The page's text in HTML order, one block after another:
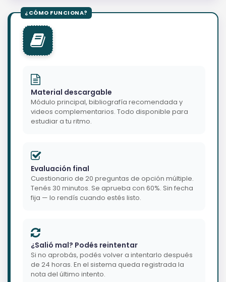
Material descargable
Módulo principal, bibliografía recomendada y
videos complementarios. Todo disponible para
estudiar a tu ritmo.
Evaluación final
Cuestionario de 20 preguntas de opción múltiple.
Tenés 30 minutos. Se aprueba con 60%. Sin fecha
fija — lo rendís cuando estés listo.
¿Salió mal? Podés reintentar
Si no aprobás, podés volver a intentarlo después
de 24 horas. En el sistema queda registrada la
nota del último intento.